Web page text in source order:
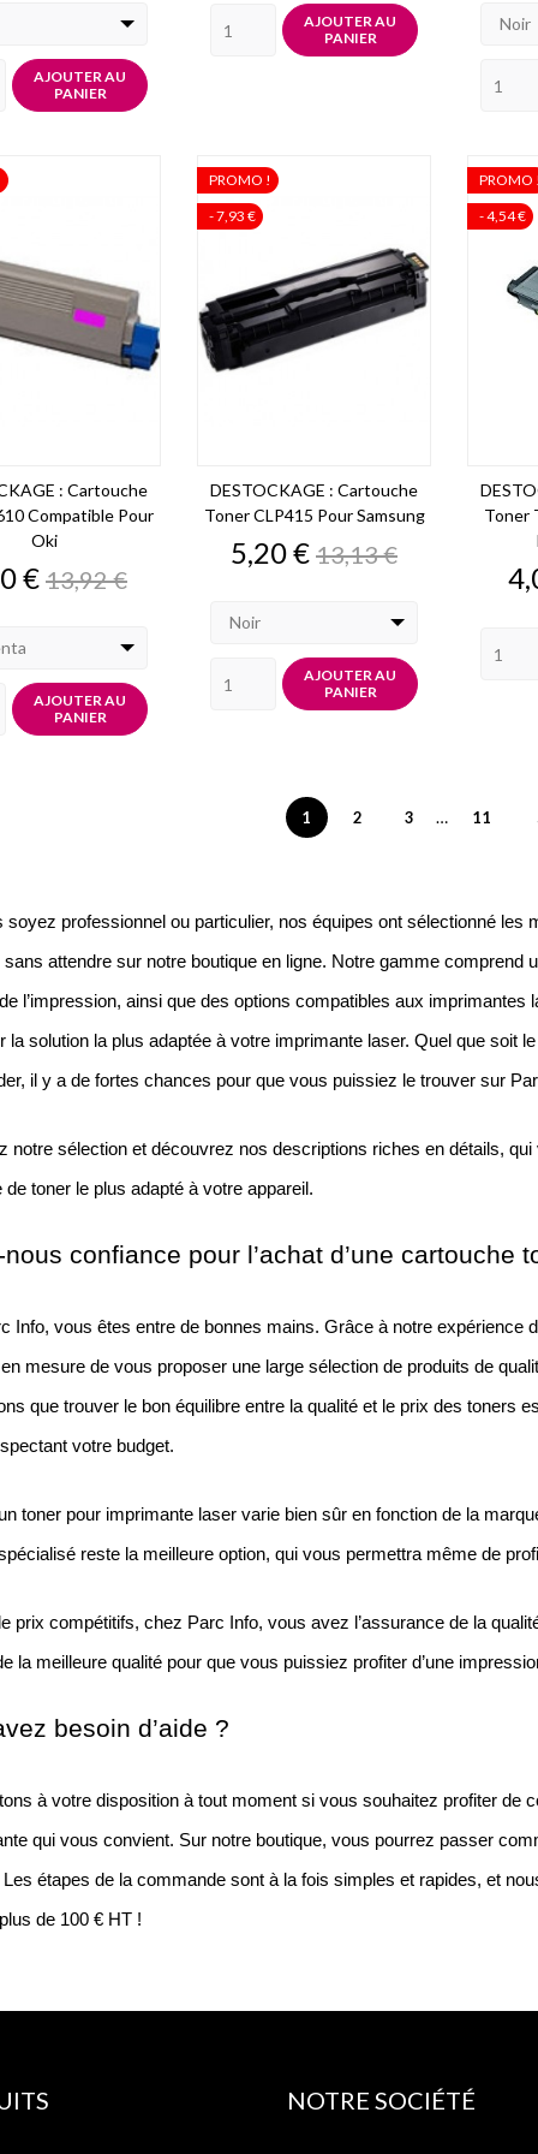
AJOUTER AU
PANIER
AJOUTER AU
PANIER
Noir
: Cartouche
Compatible Pour
Oki
€Prix
de
13,92 €
AJOUTER AU
PANIER
DESTOCKAGE : Cartouche
Toner CLP415 Pour Samsung
Prix
5,20 €Prix
de
13,13 €
Noir
AJOUTER AU
PANIER
PROMO !
- 7,93 €
Toner
PROMO
- 4,54 €
1 2 3 … 11
soyez professionnel ou particulier, nos équipes ont sélectionné les
attendre sur notre boutique en ligne. Notre gamme comprend
l’impression, ainsi que des options compatibles aux
la solution la plus adaptée à votre imprimante laser. Quel que soit
il y a de fortes chances pour que vous puissiez le trouver sur
notre sélection et découvrez nos descriptions riches en détails,
de toner le plus adapté à votre appareil.
confiance pour l’achat d’une cartouche
Info, vous êtes entre de bonnes mains. Grâce à notre expérience
mesure de vous proposer une large sélection de produits de
que trouver le bon équilibre entre la qualité et le prix des toners
votre budget.
toner pour imprimante laser varie bien sûr en fonction de la
reste la meilleure option, qui vous permettra même de
prix compétitifs, chez Parc Info, vous avez l’assurance de la
la meilleure qualité pour que vous puissiez profiter d’une
besoin d’aide ?
à votre disposition à tout moment si vous souhaitez profiter de
qui vous convient. Sur notre boutique, vous pourrez passer
étapes de la commande sont à la fois simples et rapides, et
de 100 € HT !
NOTRE SOCIÉTÉ